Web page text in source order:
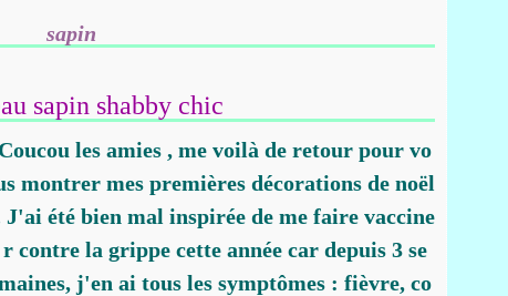
sapin
sapin shabby chic
Coucou les amies , me voilà de retour pour vo
montrer mes premières décorations de noël
J'ai été bien mal inspirée de me faire vaccine
r contre la grippe cette année car depuis 3 se
j'en ai tous les symptômes : fièvre, co